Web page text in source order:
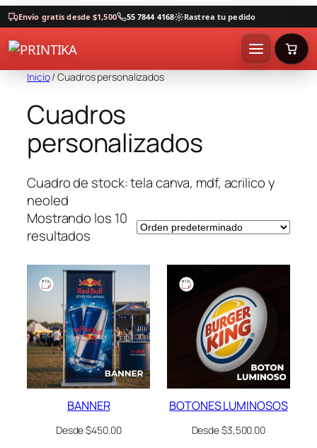
Envío gratis desde $1,500 55 7844 4168 Rastrea tu pedido
Inicio/ Cuadros personalizados
Cuadros
personalizados
Cuadro de stock: tela canva, mdf, acrilico y
neoled
Mostrando los 10
resultados
BANNER
Desde$450.00
BOTONES LUMINOSOS
Desde$3,500.00